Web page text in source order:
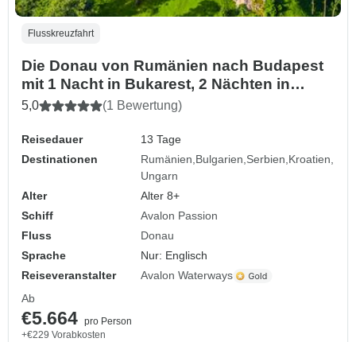
Flusskreuzfahrt
Die Donau von Rumänien nach Budapest
mit 1 Nacht in Bukarest, 2 Nächten in
Transsilvanien & 1 Nacht in Budapest
5,0 (1 Bewertung)
Reisedauer
13 Tage
Destinationen
Rumänien Bulgarien Serbien Kroatien
Ungarn
Alter
Alter 8+
Schiff
Avalon Passion
Fluss
Donau
Sprache
Nur: Englisch
Reiseveranstalter
Avalon Waterways
Ab
€5.664 pro Person
+€229 Vorabkosten